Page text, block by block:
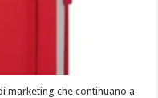
marketing che continuano a